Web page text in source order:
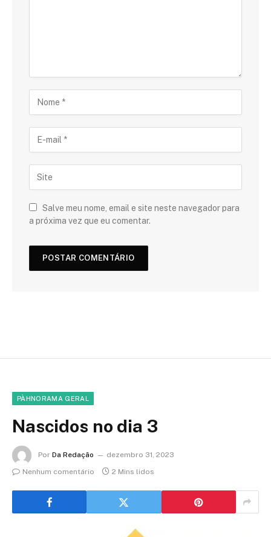
Salve meu nome, email e site neste navegador para
a próxima vez que eu comentar.
PÀHNORAMA GERAL
Nascidos no dia 3
Por Da Redação
dezembro 31, 2023
Nenhum comentário
2 Mins lidos